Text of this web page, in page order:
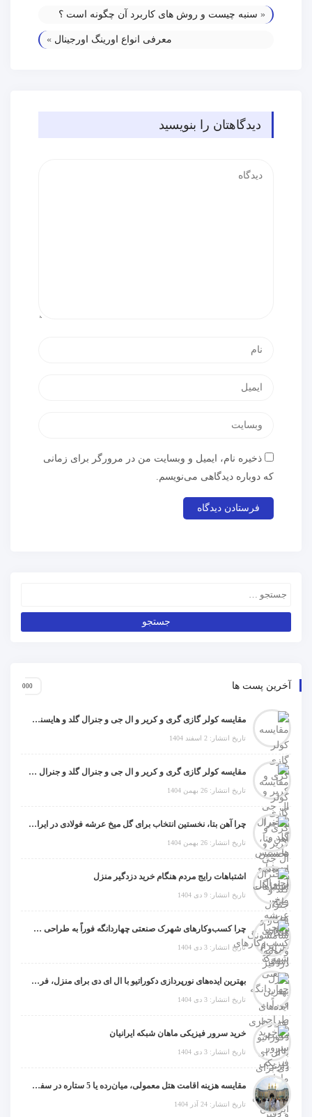
« سنبه چیست و روش های کاربرد آن چگونه است ؟
معرفی انواع اورینگ اورجینال »
دیدگاهتان را بنویسید
ذخیره نام، ایمیل و وبسایت من در مرورگر برای زمانی
که دوباره دیدگاهی می‌نویسم.
آخرین پست ها
مقایسه کولر گازی گری و کریر و ال جی و جنرال گلد و هایسنس و مدیا و اجنرال
تاریخ انتشار: 2 اسفند 1404
مقایسه کولر گازی گری و کریر و ال جی و جنرال گلد و جنرال شکار و سامسونگ و یونیوا
تاریخ انتشار: 26 بهمن 1404
چرا آهن بتا، نخستین انتخاب برای گل میخ عرشه فولادی در ایران است؟
تاریخ انتشار: 26 بهمن 1404
اشتباهات رایج مردم هنگام خرید دزدگیر منزل
تاریخ انتشار: 9 دی 1404
چرا کسب‌وکارهای شهرک صنعتی چهاردانگه فوراً به طراحی سایت نیاز دارند؟
تاریخ انتشار: 3 دی 1404
بهترین ایده‌های نورپردازی دکوراتیو با ال ای دی برای منزل، فروشگاه و دفتر کار
تاریخ انتشار: 3 دی 1404
خرید سرور فیزیکی ماهان شبکه ایرانیان
تاریخ انتشار: 3 دی 1404
مقایسه هزینه اقامت هتل معمولی، میان‌رده یا 5 ستاره در سفر زیارتی عراق
تاریخ انتشار: 24 آذر 1404